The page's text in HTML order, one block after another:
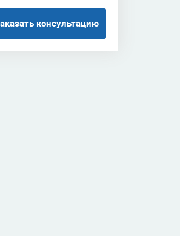
консультацию